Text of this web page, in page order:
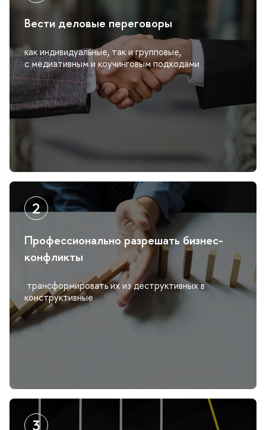
ести деловые переговоры
как индивидуальные, так и групповые,
с медиативным и коучинговым подходами
Профессионально разрешать бизнес-
конфликты
трансформировать их из деструктивных
конструктивные